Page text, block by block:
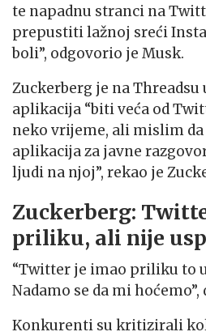
te napadnu stranci na
prepustiti lažnoj sreći
boli”, odgovorio je Musk.
Zuckerberg je na
aplikacija “biti veća od
neko vrijeme, ali mislim
aplikacija za javne
ljudi na njoj”, rekao je
Zuckerberg:
priliku, ali nije
“Twitter je imao priliku to
Nadamo se da mi hoćemo”,
Konkurenti su kritizirali